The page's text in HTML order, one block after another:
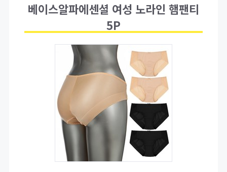
베이스알파에센셜 여성 노라인 햄팬티
5P